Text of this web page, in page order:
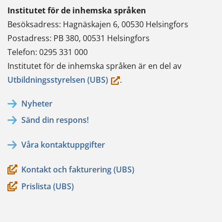
Institutet för de inhemska språken
Besöksadress: Hagnäskajen 6, 00530 Helsingfors
Postadress: PB 380, 00531 Helsingfors
Telefon: 0295 331 000
Institutet för de inhemska språken är en del av
Utbildningsstyrelsen (UBS)(du.
Nyheter
Sänd din respons!
Våra kontaktuppgifter
Kontakt och fakturering (UBS)
Prislista (UBS)